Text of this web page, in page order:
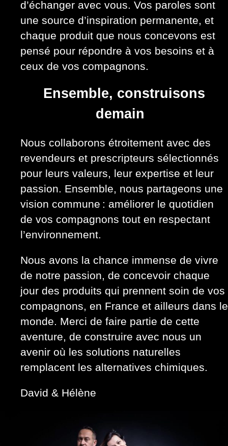
d’échanger avec vous. Vos paroles sont
une source d’inspiration permanente, et
chaque produit que nous concevons est
pensé pour répondre à vos besoins et à
ceux de vos compagnons.
Ensemble, construisons
demain
Nous collaborons étroitement avec des
revendeurs et prescripteurs sélectionnés
pour leurs valeurs, leur expertise et leur
passion. Ensemble, nous partageons une
vision commune : améliorer le quotidien
de vos compagnons tout en respectant
l’environnement.
Nous avons la chance immense de vivre
de notre passion, de concevoir chaque
jour des produits qui prennent soin de vos
compagnons, en France et ailleurs dans le
monde. Merci de faire partie de cette
aventure, de construire avec nous un
avenir où les solutions naturelles
remplacent les alternatives chimiques.
David & Hélène